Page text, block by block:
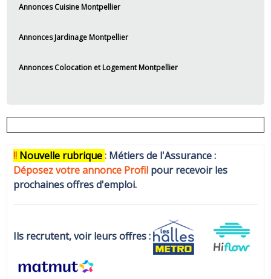
Annonces Cuisine Montpellier
Annonces Jardinage Montpellier
Annonces Colocation et Logement Montpellier
!! Nouvelle rubrique: Métiers de l'Assurance :
Déposez votre annonce Profil pour recevoir les
prochaines offres d'emploi.
Ils recrutent, voir leurs offres :